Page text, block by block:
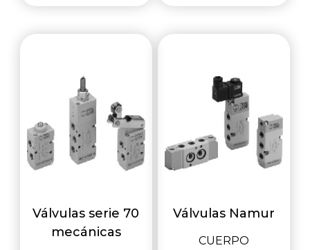
Válvulas serie 70
mecánicas
Válvulas Namur
CUERPO